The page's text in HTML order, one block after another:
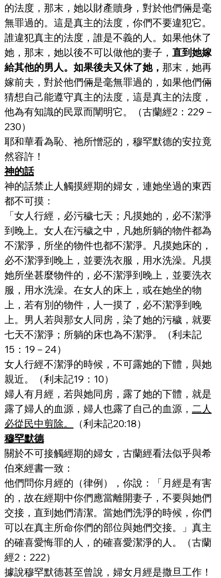
的法度，那末，她以財產贖身，對於他們倆是毫
無罪過的。這是真主的法度，你們不要違犯它。
誰違犯真主的法度，誰是不義的人。如果他休了
她，那末，她以後不可以做他的妻子， 直到她嫁
給其他的男人。如果後夫又休了她， 那末，她再
嫁前夫，對於他們倆是毫無罪過的，如果他們倆
猜想自己能遵守真主的法度，這是真主的法度，
他為有知識的民眾而闡明它。（古蘭經2：229－
230）
耶和華看為恥、祂所憎惡的，穆罕默德的安拉竟
然容許！
神的話
神的話禁止人觸摸經期的婦女，連她坐過的東西
都不可摸：
「女人行經，必污穢七天；凡摸她的，必不潔淨
到晚上。女人在污穢之中，凡她所躺的物件都為
不潔淨，所坐的物件也都不潔淨。凡摸她床的，
必不潔淨到晚上，並要洗衣服，用水洗澡。凡摸
她所坐甚麼物件的，必不潔淨到晚上，並要洗衣
服，用水洗澡。在女人的床上，或在她坐的物
上，若有別的物件，人一摸了，必不潔淨到晚
上。男人若與那女人同房，染了她的污穢，就要
七天不潔淨；所躺的床也為不潔淨。（利未記
15：19－24）
女人行經不潔淨的時候，不可露她的下體，與她
親近。（利未記19：10）
婦人有月經，若與她同房，露了她的下體，就是
露了婦人的血源，婦人也露了自己的血源， 二人
必從民中剪除。
（利未記20:18）
穆罕默德
關於不可接觸經期的婦女，古蘭經看法似乎與希
伯來經書一致：
他們問你月經的（律例），你說：「月經是有害
的，故在經期中你們應當離開妻子，不要與她們
交接，直到她們清潔。當她們洗淨的時候，你們
可以在真主所命你們的部位與她們交接。」真主
的確喜愛悔罪的人，的確喜愛潔淨的人。（古蘭
經2：222）
據說穆罕默德甚至曾說，婦女月經是撒旦工作！